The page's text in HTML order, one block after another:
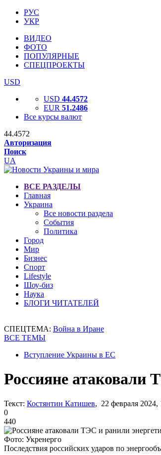
РУС
УКР
ВИДЕО
ФОТО
ПОПУЛЯРНЫЕ
СПЕЦПРОЕКТЫ
USD
USD 44.4572
EUR 51.2486
Все курсы валют
44.4572
Авторизация
Поиск
UA
ВСЕ РАЗДЕЛЫ
Главная
Украина
Все новости раздела
События
Политика
Город
Мир
Бизнес
Спорт
Lifestyle
Шоу-биз
Наука
БЛОГИ ЧИТАТЕЛЕЙ
СПЕЦТЕМА: Война в Иране
ВСЕ ТЕМЫ
Вступление Украины в ЕС
Россияне атаковали
Текст: Костянтин Катишев, 22 февраля 2024,
0
440
Фото: Укренерго
Последствия российских ударов по